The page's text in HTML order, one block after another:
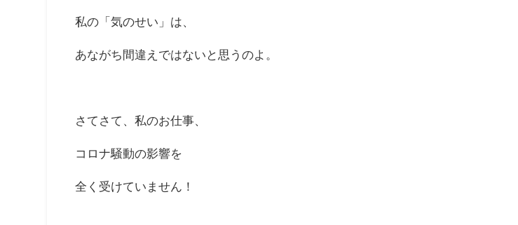
私の「気のせい」は、
あながち間違えではないと思うのよ。
さてさて、私のお仕事、
コロナ騒動の影響を
全く受けていません！